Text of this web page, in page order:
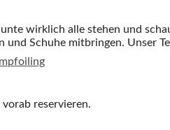
wirklich alle stehen und
Schuhe mitbringen. Unser
reservieren.